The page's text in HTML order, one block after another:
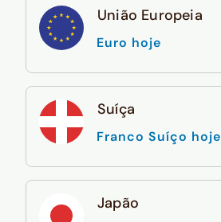
União Europeia
Euro hoje
Suíça
Franco Suíço hoje
Japão